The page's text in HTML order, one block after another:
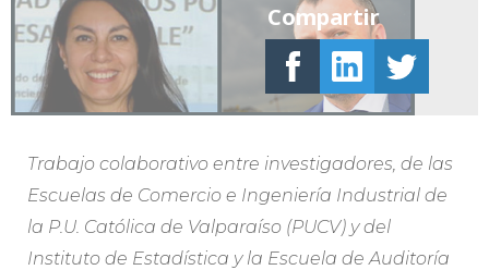
Trabajo colaborativo entre investigadores, de las
Escuelas de Comercio e Ingeniería Industrial de
la P.U. Católica de Valparaíso (PUCV) y del
Instituto de Estadística y la Escuela de Auditoría
Compartir